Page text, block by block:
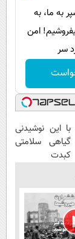
به ما، به
امن
سر
با این نوشیدنی
گیاهی سلامتی
کبدت